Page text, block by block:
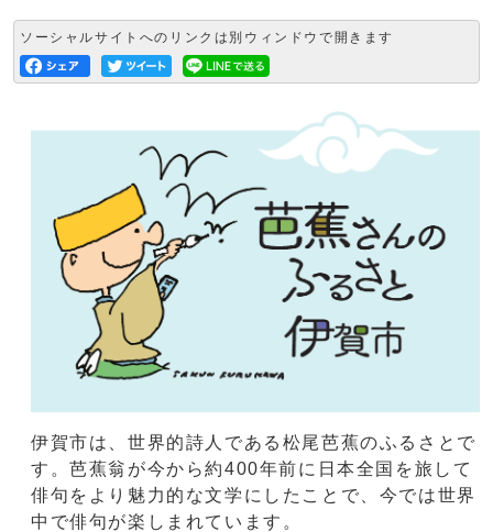
ソーシャルサイトへのリンクは別ウィンドウで開きます
伊賀市は、世界的詩人である松尾芭蕉のふるさとで
す。芭蕉翁が今から約400年前に日本全国を旅して
俳句をより魅力的な文学にしたことで、今では世界
中で俳句が楽しまれています。